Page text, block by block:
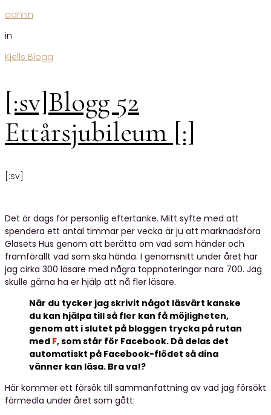
admin
in
Kjells Blogg
[:sv]Blogg 52
Ettårsjubileum [:]
[:sv]
Det är dags för personlig eftertanke. Mitt syfte med att
spendera ett antal timmar per vecka är ju att marknadsföra
Glasets Hus genom att berätta om vad som händer och
framförallt vad som ska hända. I genomsnitt under året har
jag cirka 300 läsare med några toppnoteringar nära 700. Jag
skulle gärna ha er hjälp att nå fler läsare.
När du tycker jag skrivit något läsvärt kanske
du kan hjälpa till så fler kan få möjligheten,
genom att i slutet på bloggen trycka på rutan
med F, som står för Facebook. Då delas det
automatiskt på Facebook-flödet så dina
vänner kan läsa. Bra va!?
Här kommer ett försök till sammanfattning av vad jag försökt
förmedla under året som gått: